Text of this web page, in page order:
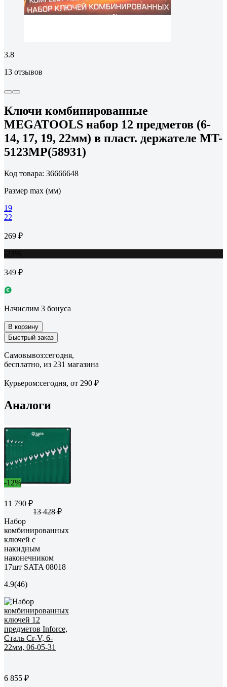
3.8
13 отзывов
Ключи комбинированные
MEGATOOLS набор 12 предметов (6-
14, 17, 19, 22мм) в пласт. держателе MT-
5123MP(58931)
Код товара: 36666648
Размер max (мм)
19
22
269 ₽
349 ₽
Начислим 3 бонуса
В корзину
Быстрый заказ
Самовывоз:сегодня,
бесплатно, из 231 магазина
Курьером:сегодня, от 290 ₽
Аналоги
-12%
11 790 ₽
13 428 ₽
Набор
комбинированных
ключей с
накидным
наконечником
17шт SATA 08018
4.9(46)
6 855 ₽